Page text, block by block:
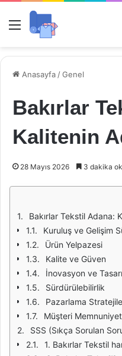
Menü
Anasayfa /Genel
Bakırlar
Kalitenin
28 Mayıs 2026 3 dakika
Bakırlar Tekstil Adana:
Kuruluş ve Gelişim
Ürün Yelpazesi
Kalite ve Güven
İnovasyon ve
Sürdürülebilirlik
Pazarlama
Müşteri
SSS (Sıkça Sorulan
1. Bakırlar Tekstil